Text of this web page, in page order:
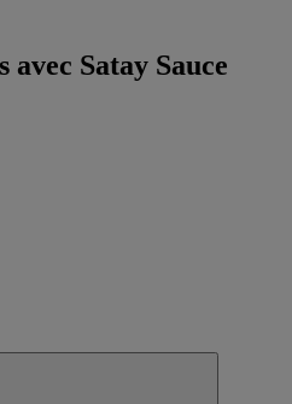
avec Satay Sauce